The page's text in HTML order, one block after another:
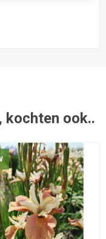
kochten ook..